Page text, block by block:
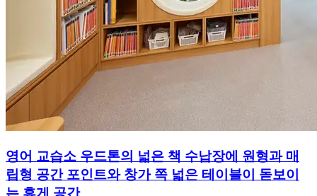
영어 교습소 우드톤의 넓은 책 수납장에 원형과 매
립형 공간 포인트와 창가 쪽 넓은 테이블이 돋보이
는 휴게 공간